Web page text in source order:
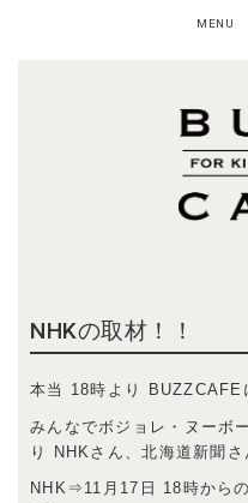
MENU
NHKの取材！！
本当 18時より BUZZCAFE
みんなでボジョレ・ヌーボ
り NHKさん、北海道新聞さ
NHK⇒11月17日 18時から